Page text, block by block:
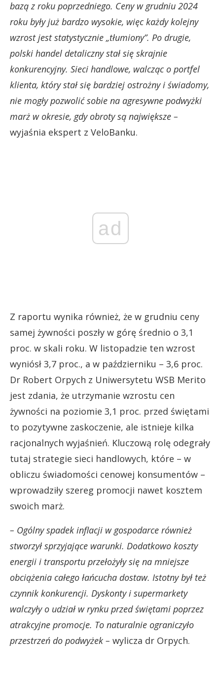
bazą z roku poprzedniego. Ceny w grudniu 2024
roku były już bardzo wysokie, więc każdy kolejny
wzrost jest statystycznie „tłumiony”. Po drugie,
polski handel detaliczny stał się skrajnie
konkurencyjny. Sieci handlowe, walcząc o portfel
klienta, który stał się bardziej ostrożny i świadomy,
nie mogły pozwolić sobie na agresywne podwyżki
marż w okresie, gdy obroty są największe –
wyjaśnia ekspert z VeloBanku.
ad
Z raportu wynika również, że w grudniu ceny
samej żywności poszły w górę średnio o 3,1
proc. w skali roku. W listopadzie ten wzrost
wyniósł 3,7 proc., a w październiku – 3,6 proc.
Dr Robert Orpych z Uniwersytetu WSB Merito
jest zdania, że utrzymanie wzrostu cen
żywności na poziomie 3,1 proc. przed świętami
to pozytywne zaskoczenie, ale istnieje kilka
racjonalnych wyjaśnień. Kluczową rolę odegrały
tutaj strategie sieci handlowych, które – w
obliczu świadomości cenowej konsumentów –
wprowadziły szereg promocji nawet kosztem
swoich marż.
– Ogólny spadek inflacji w gospodarce również
stworzył sprzyjające warunki. Dodatkowo koszty
energii i transportu przełożyły się na mniejsze
obciążenia całego łańcucha dostaw. Istotny był też
czynnik konkurencji. Dyskonty i supermarkety
walczyły o udział w rynku przed świętami poprzez
atrakcyjne promocje. To naturalnie ograniczyło
przestrzeń do podwyżek – wylicza dr Orpych.